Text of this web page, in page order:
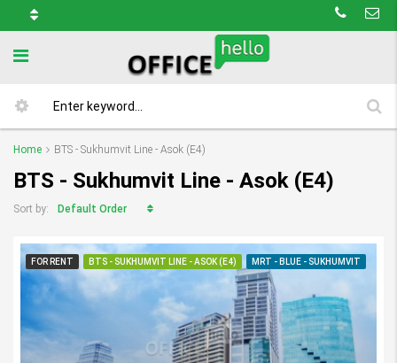
Home BTS - Sukhumvit Line - Asok (E4)
BTS - Sukhumvit Line - Asok (E4)
Sort by: Default Order
FOR RENT BTS - SUKHUMVIT LINE - ASOK (E4) MRT - BLUE - SUKHUMVIT